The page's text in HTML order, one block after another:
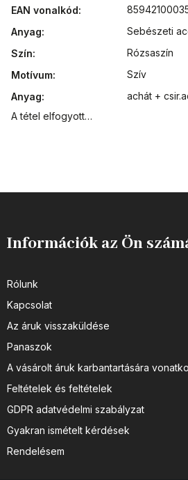
EAN vonalkód:
Anyag:
Sebészeti
Szín:
Rózsaszín
Motívum:
Szív
Anyag:
achát +
A tétel elfogyott…
Információk az Ön
Rólunk
Kapcsolat
Az áruk visszaküldése
Panaszok
A vásárolt áruk karbantartására
Feltételek és feltételek
GDPR adatvédelmi szabályzat
Gyakran ismételt kérdések
Rendelésem